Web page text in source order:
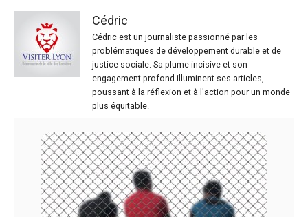
Cédric
Cédric est un journaliste passionné par les
problématiques de développement durable et de
justice sociale. Sa plume incisive et son
engagement profond illuminent ses articles,
poussant à la réflexion et à l'action pour un monde
plus équitable.